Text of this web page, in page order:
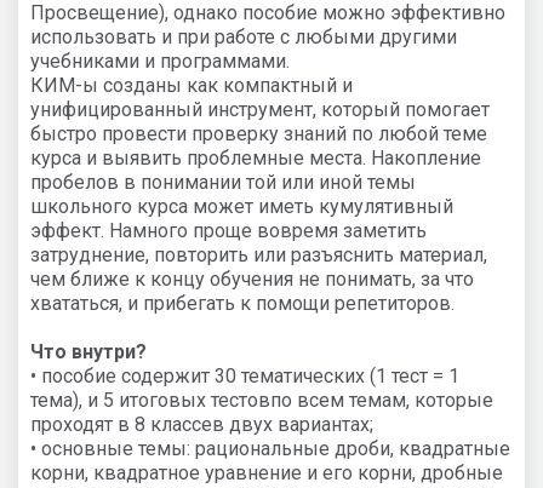
Просвещение), однако пособие можно эффективно
использовать и при работе с любыми другими
учебниками и программами.
КИМ-ы созданы как компактный и
унифицированный инструмент, который помогает
быстро провести проверку знаний по любой теме
курса и выявить проблемные места. Накопление
пробелов в понимании той или иной темы
школьного курса может иметь кумулятивный
эффект. Намного проще вовремя заметить
затруднение, повторить или разъяснить материал,
чем ближе к концу обучения не понимать, за что
хвататься, и прибегать к помощи репетиторов.
Что внутри?
• пособие содержит 30 тематических (1 тест = 1
тема), и 5 итоговых тестовпо всем темам, которые
проходят в 8 классев двух вариантах;
• основные темы: рациональные дроби, квадратные
корни, квадратное уравнение и его корни, дробные